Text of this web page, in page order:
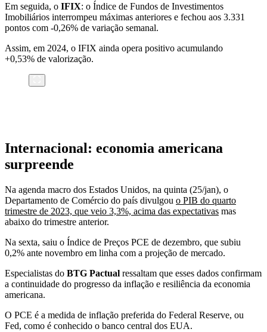
Em seguida, o IFIX: o Índice de Fundos de Investimentos
Imobiliários interrompeu máximas anteriores e fechou aos 3.331
pontos com -0,26% de variação semanal.
Assim, em 2024, o IFIX ainda opera positivo acumulando
+0,53% de valorização.
Internacional: economia americana
surpreende
Na agenda macro dos Estados Unidos, na quinta (25/jan), o
Departamento de Comércio do país divulgou o PIB do quarto
trimestre de 2023, que veio 3,3%, acima das expectativas mas
abaixo do trimestre anterior.
Na sexta, saiu o Índice de Preços PCE de dezembro, que subiu
0,2% ante novembro em linha com a projeção de mercado.
Especialistas do BTG Pactual ressaltam que esses dados confirmam
a continuidade do progresso da inflação e resiliência da economia
americana.
O PCE é a medida de inflação preferida do Federal Reserve, ou
Fed, como é conhecido o banco central dos EUA.